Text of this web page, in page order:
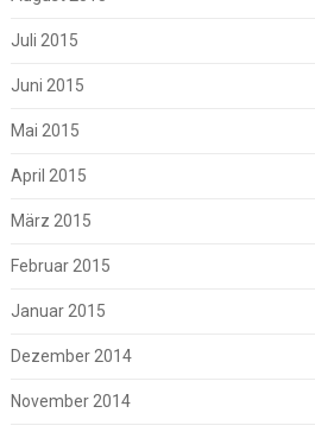
Juli 2015
Juni 2015
Mai 2015
April 2015
März 2015
Februar 2015
Januar 2015
Dezember 2014
November 2014